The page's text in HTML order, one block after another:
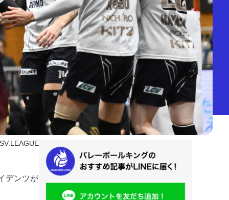
デンツが